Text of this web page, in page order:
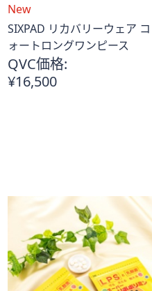
New
SIXPAD リカバリーウェア
ォートロングワンピース
QVC価格:
¥16,500